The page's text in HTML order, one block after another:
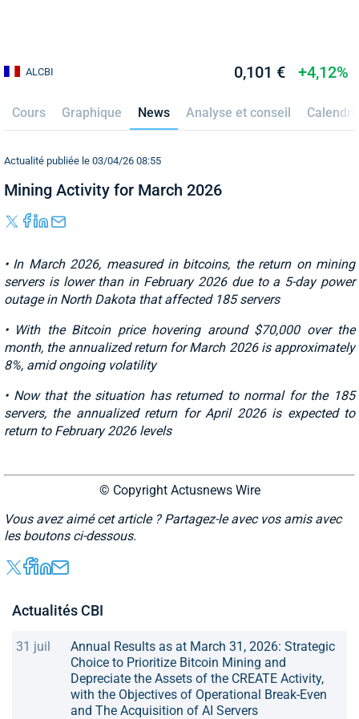
ALCBI 0,101 € +4,12%
Cours Graphique News Analyse et conseil
Actualité publiée le 03/04/26 08:55
Mining Activity for March 2026
• In March 2026, measured in bitcoins, the return on mining
servers is lower than in February 2026 due to a 5-day power
outage in North Dakota that affected 185 servers
• With the Bitcoin price hovering around $70,000 over the
month, the annualized return for March 2026 is approximately
8%, amid ongoing volatility
• Now that the situation has returned to normal for the 185
servers, the annualized return for April 2026 is expected to
return to February 2026 levels
© Copyright Actusnews Wire
Vous avez aimé cet article ? Partagez-le avec vos amis avec
les boutons ci-dessous.
Actualités CBI
31 juil
Annual Results as at March 31, 2026: Strategic
Choice to Prioritize Bitcoin Mining and
Depreciate the Assets of the CREATE Activity,
with the Objectives of Operational Break-Even
and The Acquisition of AI Servers